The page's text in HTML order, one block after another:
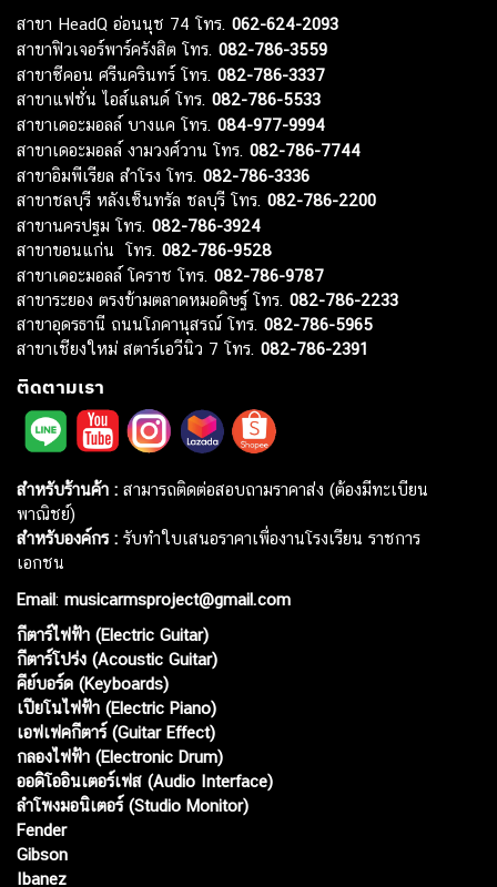
สาขา HeadQ อ่อนนุช 74 โทร. 062-624-2093
สาขาฟิวเจอร์พาร์ครังสิต โทร. 082-786-3559
สาขาซีคอน ศรีนครินทร์ โทร. 082-786-3337
สาขาแฟชั่น ไอส์แลนด์ โทร. 082-786-5533
สาขาเดอะมอลล์ บางแค โทร. 084-977-9994
สาขาเดอะมอลล์ งามวงศ์วาน โทร. 082-786-7744
สาขาอิมพีเรียล สำโรง โทร. 082-786-3336
สาขาชลบุรี หลังเซ็นทรัล ชลบุรี โทร. 082-786-2200
สาขานครปฐม โทร. 082-786-3924
สาขาขอนแก่น โทร. 082-786-9528
สาขาเดอะมอลล์ โคราช โทร. 082-786-9787
สาขาระยอง ตรงข้ามตลาดหมอดิษฐ์ โทร. 082-786-2233
สาขาอุดรธานี ถนนโภคานุสรณ์ โทร. 082-786-5965
สาขาเชียงใหม่ สตาร์เอวีนิว 7 โทร. 082-786-2391
ติดตามเรา
สำหรับร้านค้า : สามารถติดต่อสอบถามราคาส่ง (ต้องมีทะเบียน
พาณิชย์)
สำหรับองค์กร : รับทำใบเสนอราคาเพื่องานโรงเรียน ราชการ
เอกชน
Email: musicarmsproject@gmail.com
กีตาร์ไฟฟ้า (Electric Guitar)
กีตาร์โปร่ง (Acoustic Guitar)
คีย์บอร์ด (Keyboards)
เปียโนไฟฟ้า (Electric Piano)
เอฟเฟคกีตาร์ (Guitar Effect)
กลองไฟฟ้า (Electronic Drum)
ออดิโออินเตอร์เฟส (Audio Interface)
ลำโพงมอนิเตอร์ (Studio Monitor)
Fender
Gibson
Ibanez